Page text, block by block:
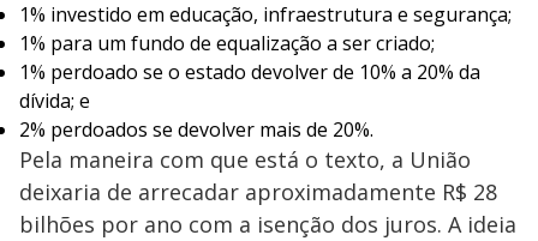
1% investido em educação, infraestrutura e segurança;
1% para um fundo de equalização a ser criado;
1% perdoado se o estado devolver de 10% a 20% da
dívida; e
2% perdoados se devolver mais de 20%.
Pela maneira com que está o texto, a União
deixaria de arrecadar aproximadamente R$ 28
bilhões por ano com a isenção dos juros. A ideia